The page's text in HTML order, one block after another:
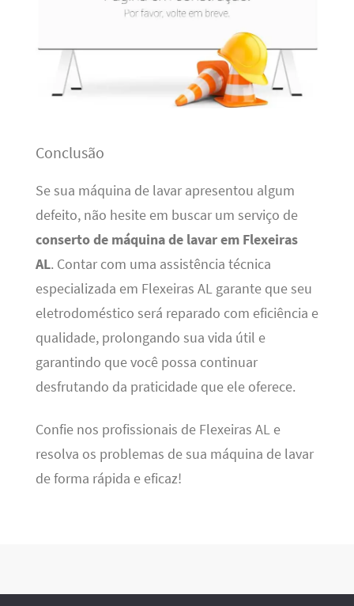
Conclusão
Se sua máquina de lavar apresentou algum
defeito, não hesite em buscar um serviço de
conserto de máquina de lavar em Flexeiras
AL. Contar com uma assistência técnica
especializada em Flexeiras AL garante que seu
eletrodoméstico será reparado com eficiência e
qualidade, prolongando sua vida útil e
garantindo que você possa continuar
desfrutando da praticidade que ele oferece.
Confie nos profissionais de Flexeiras AL e
resolva os problemas de sua máquina de lavar
de forma rápida e eficaz!